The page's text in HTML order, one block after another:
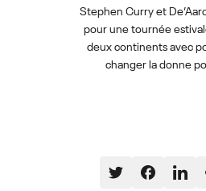
Stephen Curry et
pour une tournée
deux continents avec
changer la donne